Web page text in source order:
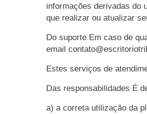
informações derivadas do
que realizar ou atualizar
Do suporte Em caso de
email
Estes serviços de
Das responsabilidades É
a) a correta utilização da